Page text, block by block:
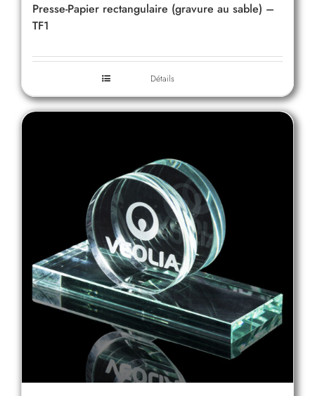
Presse-Papier rectangulaire (gravure au sable) –
TF1
Détails